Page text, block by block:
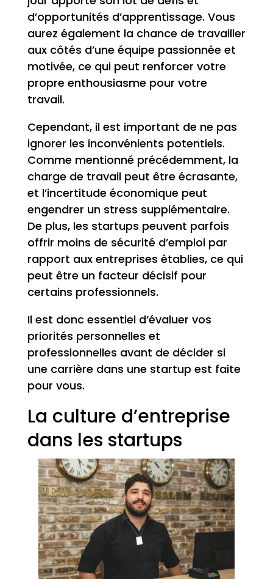
d’opportunités d’apprentissage. Vous
aurez également la chance de travailler
aux côtés d’une équipe passionnée et
motivée, ce qui peut renforcer votre
propre enthousiasme pour votre
travail.
Cependant, il est important de ne pas
ignorer les inconvénients potentiels.
Comme mentionné précédemment, la
charge de travail peut être écrasante,
et l’incertitude économique peut
engendrer un stress supplémentaire.
De plus, les startups peuvent parfois
offrir moins de sécurité d’emploi par
rapport aux entreprises établies, ce qui
peut être un facteur décisif pour
certains professionnels.
Il est donc essentiel d’évaluer vos
priorités personnelles et
professionnelles avant de décider si
une carrière dans une startup est faite
pour vous.
La culture d’entreprise
dans les startups